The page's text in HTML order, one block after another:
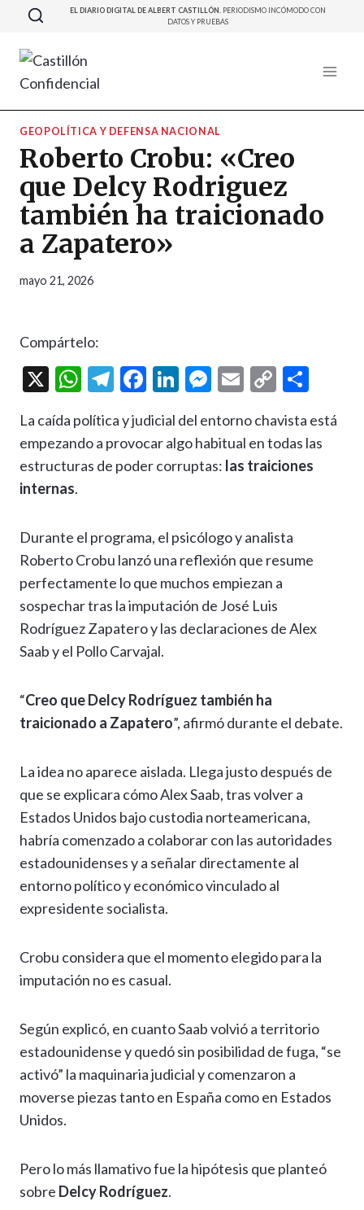
Saltar
contenido
EL DIARIO DIGITAL DE ALBERT CASTILLÓN. PERIODISMO INCÓMODO CON
DATOS Y PRUEBAS
GEOPOLÍTICA Y DEFENSA NACIONAL
Roberto Crobu: «Creo
que Delcy Rodriguez
también ha traicionado
a Zapatero»
mayo 21, 2026
Compártelo:
X
W
at
s
p
T
e
gr
a
F
e
b
k
Li
ke
dI
n
M
se
n
E
ai
l
C
p
y
k
m
p
La caída política y judicial del entorno chavista está
empezando a provocar algo habitual en todas las
estructuras de poder corruptas: las traiciones
internas.
Durante el programa, el psicólogo y analista
Roberto Crobu lanzó una reflexión que resume
perfectamente lo que muchos empiezan a
sospechar tras la imputación de José Luis
Rodríguez Zapatero y las declaraciones de Alex
Saab y el Pollo Carvajal.
“Creo que Delcy Rodríguez también ha
traicionado a Zapatero”, afirmó durante el debate.
La idea no aparece aislada. Llega justo después de
que se explicara cómo Alex Saab, tras volver a
Estados Unidos bajo custodia norteamericana,
habría comenzado a colaborar con las autoridades
estadounidenses y a señalar directamente al
entorno político y económico vinculado al
expresidente socialista.
Crobu considera que el momento elegido para la
imputación no es casual.
Según explicó, en cuanto Saab volvió a territorio
estadounidense y quedó sin posibilidad de fuga, “se
activó” la maquinaria judicial y comenzaron a
moverse piezas tanto en España como en Estados
Unidos.
Pero lo más llamativo fue la hipótesis que planteó
sobre Delcy Rodríguez.